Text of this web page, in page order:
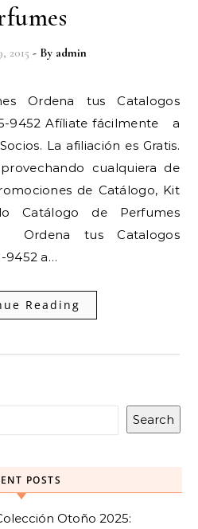
2015 - By admin
9452 Afíliate fácilmente a
La afiliación es Gratis.
cualquiera de
de Catálogo, Kit
Catálogo de Perfumes
tus Catalogos
9452 a…
Reading
Search
POSTS
Otoño 2025: